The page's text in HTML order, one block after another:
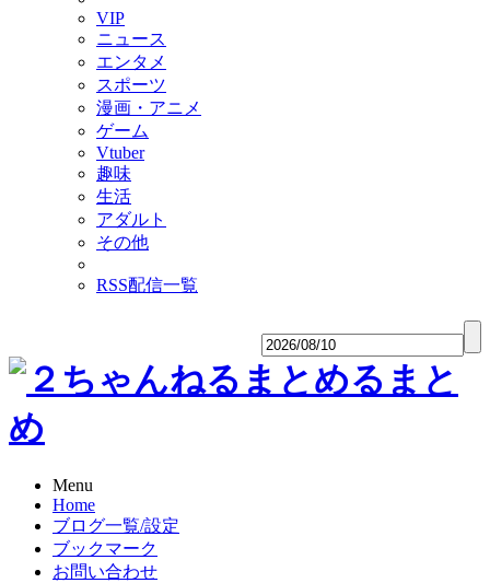
VIP
ニュース
エンタメ
スポーツ
漫画・アニメ
ゲーム
Vtuber
趣味
生活
アダルト
その他
RSS配信一覧
Menu
Home
ブログ一覧/設定
ブックマーク
お問い合わせ